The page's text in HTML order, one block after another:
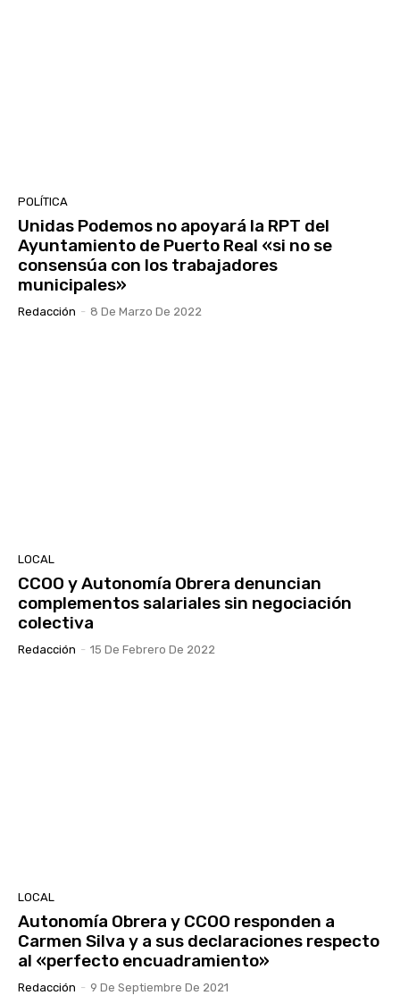
POLÍTICA
Unidas Podemos no apoyará la RPT del
Ayuntamiento de Puerto Real «si no se
consensúa con los trabajadores
municipales»
Redacción - 8 De Marzo De 2022
LOCAL
CCOO y Autonomía Obrera denuncian
complementos salariales sin negociación
colectiva
Redacción - 15 De Febrero De 2022
LOCAL
Autonomía Obrera y CCOO responden a
Carmen Silva y a sus declaraciones respecto
al «perfecto encuadramiento»
Redacción - 9 De Septiembre De 2021